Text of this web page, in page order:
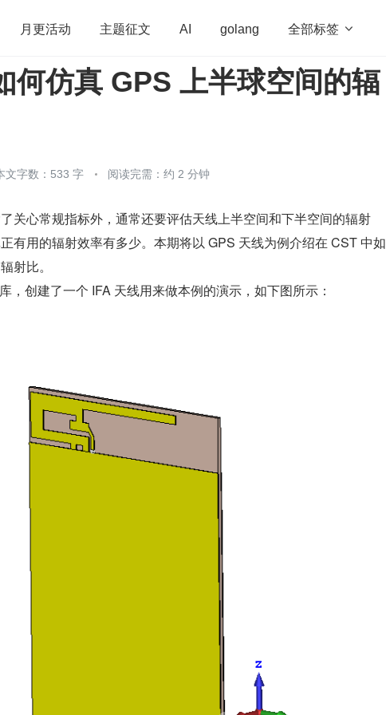
月更活动 主题征文 AI golang 全部标签 
算法 学习方法 Web3.0 高效工作
何仿真 GPS 上半球空间的辐
文字数：533 字 阅读完需：约 2 分钟
关心常规指标外，通常还要评估天线上半空间和下半空间的辐射
有用的辐射效率有多少。本期将以 GPS 天线为例介绍在 CST 中如
射比。
，创建了一个 IFA 天线用来做本例的演示，如下图所示：